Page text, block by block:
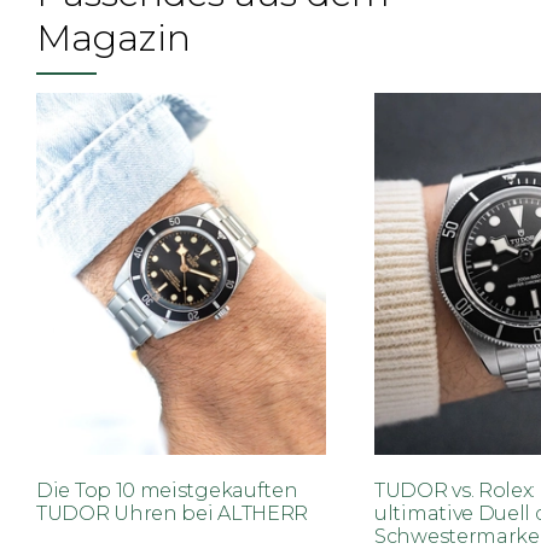
Magazin
Die Top 10 meistgekauften
TUDOR Uhren bei ALTHERR
TUDOR vs.
ultimative Duell